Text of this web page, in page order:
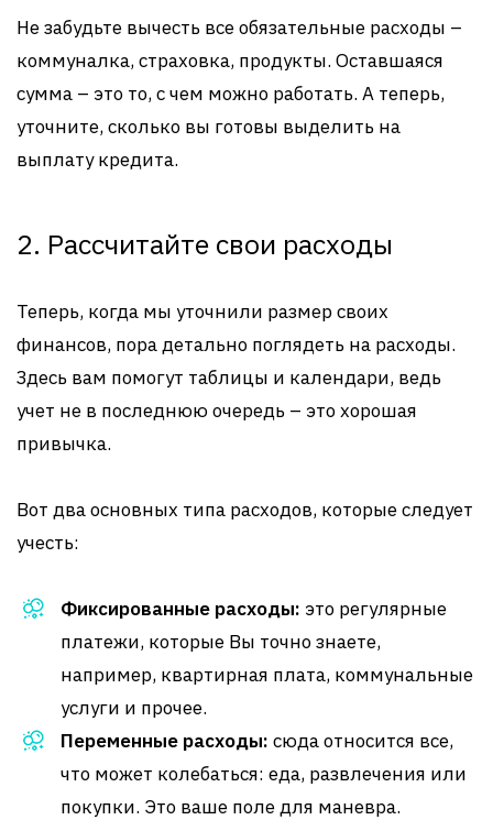
Не забудьте вычесть все обязательные расходы –
коммуналка, страховка, продукты. Оставшаяся
сумма – это то, с чем можно работать. А теперь,
уточните, сколько вы готовы выделить на
выплату кредита.
2. Рассчитайте свои расходы
Теперь, когда мы уточнили размер своих
финансов, пора детально поглядеть на расходы.
Здесь вам помогут таблицы и календари, ведь
учет не в последнюю очередь – это хорошая
привычка.
Вот два основных типа расходов, которые следует
учесть:
Фиксированные расходы: это регулярные
платежи, которые Вы точно знаете,
например, квартирная плата, коммунальные
услуги и прочее.
Переменные расходы: сюда относится все,
что может колебаться: еда, развлечения или
покупки. Это ваше поле для маневра.